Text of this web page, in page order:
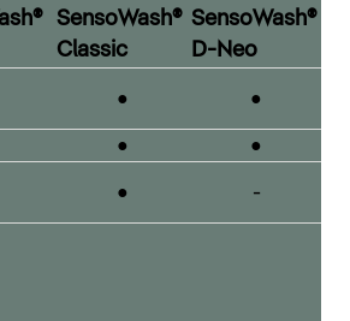
的 SensoWash® Classic 借鉴了原
风格，同时对盖板和座圈组合
的改进。由此诞生了现代简约的设
元相对紧凑，同时具备全面的功能，
。
Neo
D-Neo 系列，是一款入门
紧凑，设计简约。它可轻松融入任
Neo
SensoWash®
Classic
SensoWash®
D-Neo
● ●
●
●
● -